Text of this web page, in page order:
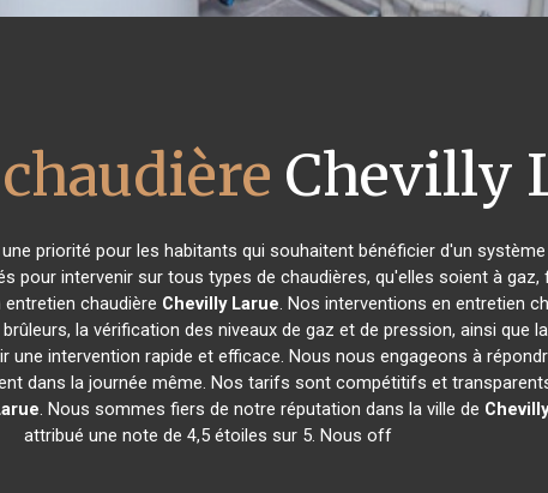
Chevilly
priorité pour les habitants qui souhaitent bénéficier d'un
pour intervenir sur tous types de chaudières, qu'elles soient à
chaudière Chevilly Larue. Nos interventions en entretien
la vérification des niveaux de gaz et de pression, ainsi que
intervention rapide et efficace. Nous nous engageons à
dans la journée même. Nos tarifs sont compétitifs et
. Nous sommes fiers de notre réputation dans la ville de
attribué une note de 4,5 étoiles sur 5. Nous off